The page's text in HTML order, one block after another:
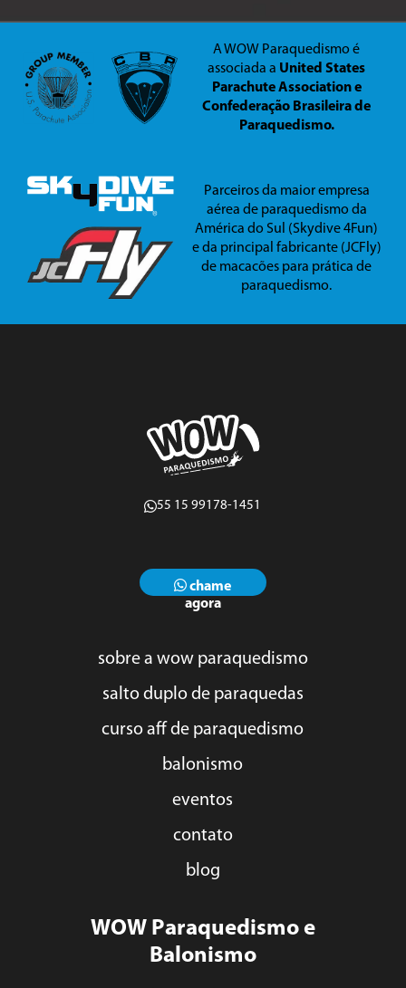
A WOW Paraquedismo é
associada a United States
Parachute Association e
Confederação Brasileira de
Paraquedismo.
Parceiros da maior empresa
aérea de paraquedismo da
América do Sul (Skydive 4Fun)
e da principal fabricante (JCFly)
de macacões para prática de
paraquedismo.
55 15 99178-1451
chame
agora
sobre a wow paraquedismo
salto duplo de paraquedas
curso aff de paraquedismo
balonismo
eventos
contato
blog
WOW Paraquedismo e
Balonismo